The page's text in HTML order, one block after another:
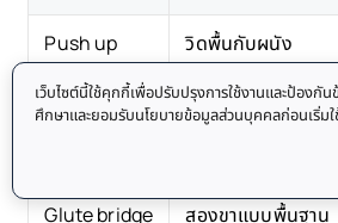
Push up วิดพื้นกับผนัง
Squat นั่งลงเก้าอี้แล้วลุก
Glute bridge สองขาแบบพื้นฐาน
เว็บไซต์นี้ใช้คุกกี้เพื่อปรับปรุงการใช้งานและป้องกั
ศึกษาและยอมรับนโยบายข้อมูลส่วนบุคคลก่อนเริ่มใ